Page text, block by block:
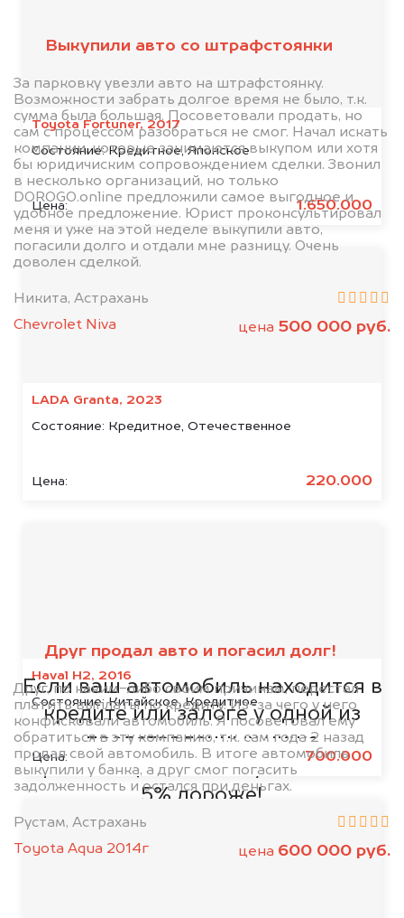
Toyota Fortuner, 2017
Состояние: Кредитное, Японское
Цена: 1.650.000
LADA Granta, 2023
Состояние: Кредитное, Отечественное
Цена: 220.000
Haval H2, 2016
Состояние:Китайское, Кредитное
Цена: 700.000
Выкупили авто со штрафстоянки
За парковку увезли авто на штрафстоянку.
Возможности забрать долгое время не было, т.к.
сумма была большая. Посоветовали продать, но
сам с процессом разобраться не смог. Начал искать
компании, которые занимаются выкупом или хотя
бы юридичиским сопровождением сделки. Звонил
в несколько организаций, но только
DOROGO.online предложили самое выгодное и
удобное предложение. Юрист проконсультировал
меня и уже на этой неделе выкупили авто,
погасили долго и отдали мне разницу. Очень
доволен сделкой.
Никита, Астрахань
Chevrolet Niva
цена 500 000 руб.
Друг продал авто и погасил долг!
Друг, по каким-либо своим причинам, перестал
платить выплаты по кредиту. Из-за чего у него
конфисковали автомобиль. Я посоветовал ему
обратиться в эту компанию, т.к. сам года 2 назад
продал свой автомобиль. В итоге автомобиль
выкупили у банка, а друг смог погасить
задолженность и остался при деньгах.
Рустам, Астрахань
Toyota Aqua 2014г
цена 600 000 руб.
банками
Если ваш автомобиль находится в
кредите или залоге у одной из
представленных ниже
организаций, то мы купим его на
5% дороже!